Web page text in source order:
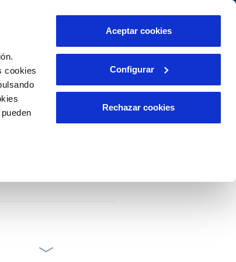
cookies
Aceptar cookies
Configurar
Rechazar cookies
INCIDENCIAS
Comunica anomalías o posibles
PORTAL DE TRANSPARENCIA
Área de clientes